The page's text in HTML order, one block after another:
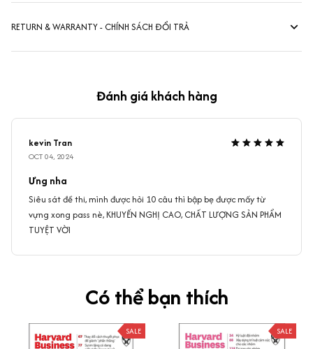
RETURN & WARRANTY - CHÍNH SÁCH ĐỔI TRẢ
Đánh giá khách hàng
kevin Tran
OCT 04, 2024
Ưng nha
Siêu sát đề thi, mình được hỏi 10 câu thì bập bẹ được mấy từ
vựng xong pass nè, KHUYẾN NGHỊ CAO, CHẤT LƯỢNG SẢN PHẨM
TUYỆT VỜI
Có thể bạn thích
SALE SALE